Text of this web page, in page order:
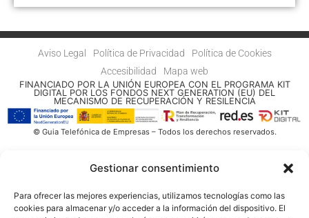
Gestionar consentimiento
Para ofrecer las mejores experiencias, utilizamos tecnologías como las
cookies para almacenar y/o acceder a la información del dispositivo. El
Aviso Legal Política de Privacidad
Política de Cookies
Accesibilidad
Mapa web
FINANCIADO POR LA UNIÓN EUROPEA CON EL PROGRAMA KIT
DIGITAL POR LOS FONDOS NEXT GENERATION (EU) DEL
MECANISMO DE RECUPERACIÓN Y RESILENCIA
© Guia Telefónica de Empresas – Todos los derechos reservados.